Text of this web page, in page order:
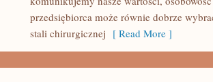
MODNEJ
STALI
CHIRURGICZNEJ.
CO
przedsiębiorca może równie dobrze
stali chirurgicznej [ Read More ]